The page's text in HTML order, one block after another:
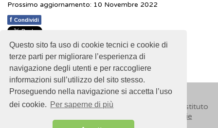
Questo sito fa uso di cookie tecnici e cookie di
terze parti per migliorare l’esperienza di
navigazione degli utenti e per raccogliere
informazioni sull’utilizzo del sito stesso.
Proseguendo nella navigazione si accetta l’uso
dei cookie. Per saperne di più
utile rivolgersi a uno specialista. In
particolare:
sangue), in caso di incertezza sulla causa
di una carenza di vitamina B12; nel caso
di una donna incinta; nel caso in cui i
sintomi suggeriscano che il sistema
nervoso della persona sia stato
NHS.Vitamin B12 or folate deficiency
anaemia
Prossimo aggiornamento: 10 Novembre 2022
f Condividi
1 1 1 1 1 Rating 1.17 (6 Votes)
© 2018ISSalute - Sito sviluppato e gestito dall’Istituto
Cookie